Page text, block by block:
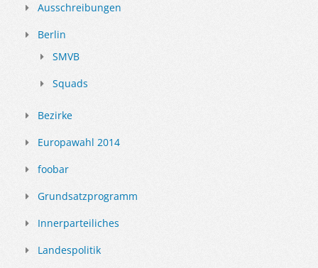
Ausschreibungen
Berlin
SMVB
Squads
Bezirke
Europawahl 2014
foobar
Grundsatzprogramm
Innerparteiliches
Landespolitik